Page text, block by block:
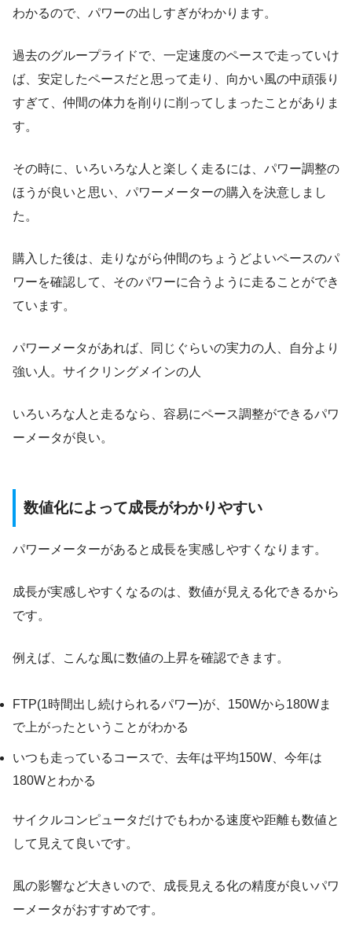
わかるので、パワーの出しすぎがわかります。
過去のグループライドで、一定速度のペースで走っていけ
ば、安定したペースだと思って走り、向かい風の中頑張り
すぎて、仲間の体力を削りに削ってしまったことがありま
す。
その時に、いろいろな人と楽しく走るには、パワー調整の
ほうが良いと思い、パワーメーターの購入を決意しまし
た。
購入した後は、走りながら仲間のちょうどよいペースのパ
ワーを確認して、そのパワーに合うように走ることができ
ています。
パワーメータがあれば、同じぐらいの実力の人、自分より
強い人。サイクリングメインの人
いろいろな人と走るなら、容易にペース調整ができるパワ
ーメータが良い。
数値化によって成長がわかりやすい
パワーメーターがあると成長を実感しやすくなります。
成長が実感しやすくなるのは、数値が見える化できるから
です。
例えば、こんな風に数値の上昇を確認できます。
FTP(1時間出し続けられるパワー)が、150Wから180Wま
で上がったということがわかる
いつも走っているコースで、去年は平均150W、今年は
180Wとわかる
サイクルコンピュータだけでもわかる速度や距離も数値と
して見えて良いです。
風の影響など大きいので、成長見える化の精度が良いパワ
ーメータがおすすめです。